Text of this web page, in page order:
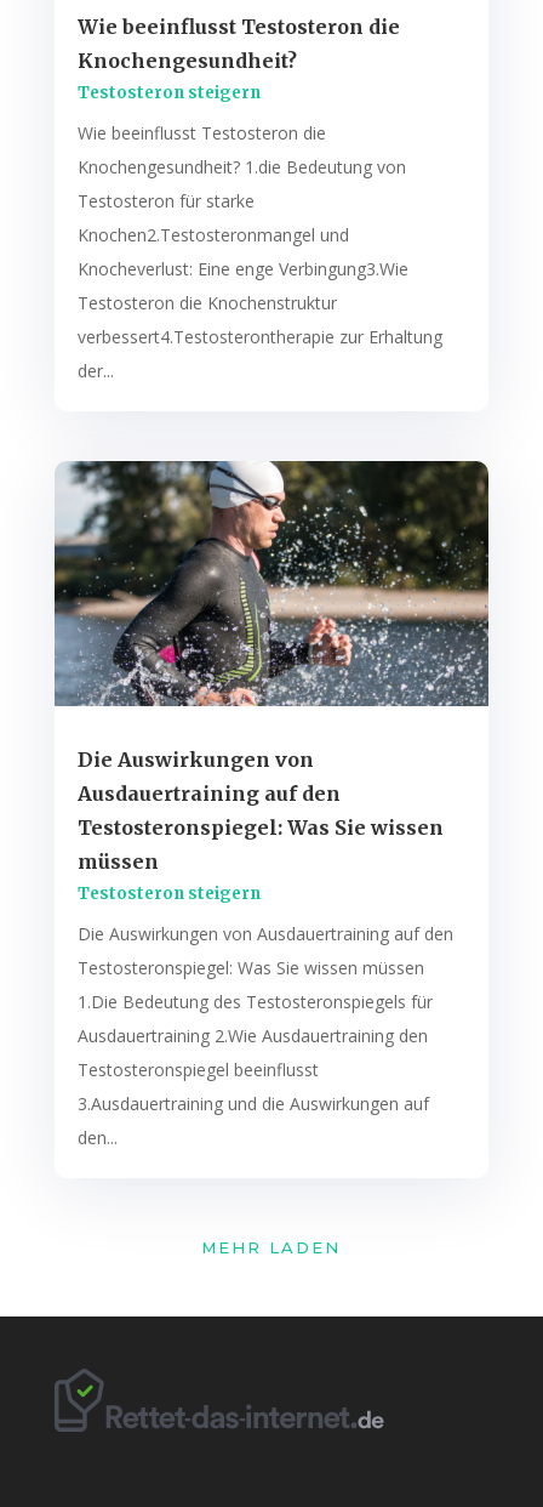
Wie beeinflusst Testosteron die
Knochengesundheit?
Testosteron steigern
Wie beeinflusst Testosteron die
Knochengesundheit? 1.die Bedeutung von
Testosteron für starke
Knochen2.Testosteronmangel und
Knocheverlust: Eine enge Verbingung3.Wie
Testosteron die Knochenstruktur
verbessert4.Testosterontherapie zur Erhaltung
der...
Die Auswirkungen von
Ausdauertraining auf den
Testosteronspiegel: Was Sie wissen
müssen
Testosteron steigern
Die Auswirkungen von Ausdauertraining auf den
Testosteronspiegel: Was Sie wissen müssen
1.Die Bedeutung des Testosteronspiegels für
Ausdauertraining 2.Wie Ausdauertraining den
Testosteronspiegel beeinflusst
3.Ausdauertraining und die Auswirkungen auf
den...
MEHR LADEN